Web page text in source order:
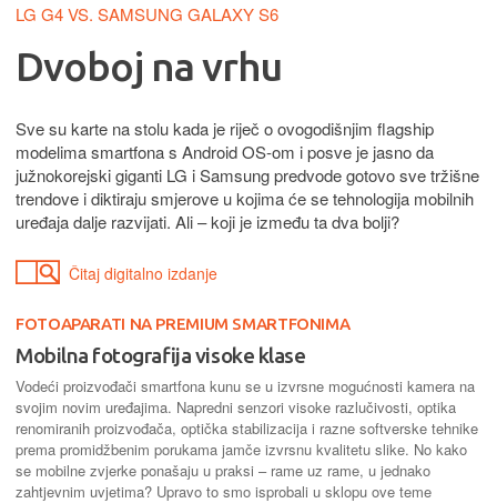
LG G4 VS. SAMSUNG GALAXY S6
Dvoboj na vrhu
Sve su karte na stolu kada je riječ o ovogodišnjim flagship
modelima smartfona s Android OS-om i posve je jasno da
južnokorejski giganti LG i Samsung predvode gotovo sve tržišne
trendove i diktiraju smjerove u kojima će se tehnologija mobilnih
uređaja dalje razvijati. Ali – koji je između ta dva bolji?
Čitaj digitalno izdanje
FOTOAPARATI NA PREMIUM SMARTFONIMA
Mobilna fotografija visoke klase
Vodeći proizvođači smartfona kunu se u izvrsne mogućnosti kamera na
svojim novim uređajima. Napredni senzori visoke razlučivosti, optika
renomiranih proizvođača, optička stabilizacija i razne softverske tehnike
prema promidžbenim porukama jamče izvrsnu kvalitetu slike. No kako
se mobilne zvjerke ponašaju u praksi – rame uz rame, u jednako
zahtjevnim uvjetima? Upravo to smo isprobali u sklopu ove teme